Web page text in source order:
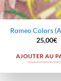
Romeo Colors
25,00€
AJOUTER AU